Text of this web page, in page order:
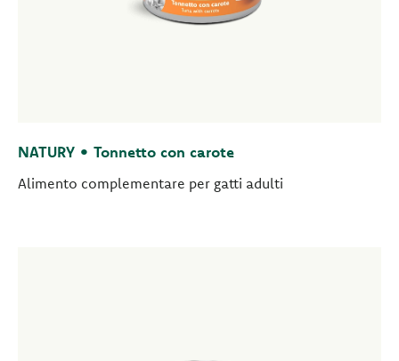
NATURY • Tonnetto con carote
Alimento complementare per gatti adulti